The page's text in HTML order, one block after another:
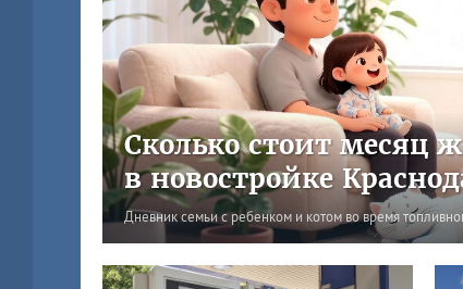
Сколько стоит месяц
в новостройке
Дневник семьи с ребенком и котом во время